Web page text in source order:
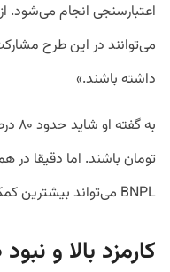
اعتبارسنجی انجام
می‌توانند در این طرح
داشته باشند.»
تومان باشند. اما دقیقا
BNPL می‌تواند بیشترین کمک را به مشتری بکند.
کارمزد بالا و